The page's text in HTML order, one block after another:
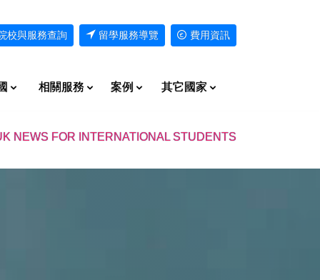
校與服務查詢 留學服務導覽 費用資訊
相關服務 案例 其它國家
NEWS FOR INTERNATIONAL STUDENTS